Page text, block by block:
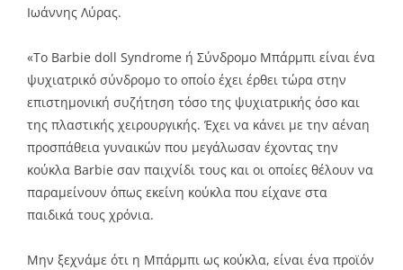
Ιωάννης Λύρας.
«Το Barbie doll Syndrome ή Σύνδρομο Μπάρμπι είναι ένα
ψυχιατρικό σύνδρομο το οποίο έχει έρθει τώρα στην
επιστημονική συζήτηση τόσο της ψυχιατρικής όσο και
της πλαστικής χειρουργικής. Έχει να κάνει με την αέναη
προσπάθεια γυναικών που μεγάλωσαν έχοντας την
κούκλα Barbie σαν παιχνίδι τους και οι οποίες θέλουν να
παραμείνουν όπως εκείνη κούκλα που είχανε στα
παιδικά τους χρόνια.
Μην ξεχνάμε ότι η Μπάρμπι ως κούκλα, είναι ένα προϊόν